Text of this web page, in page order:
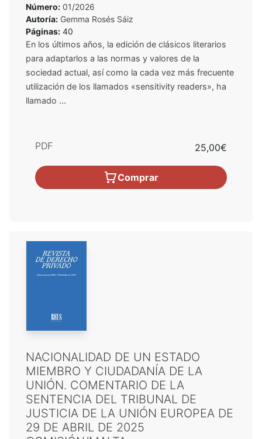
Número: 01/2026
Autoría: Gemma Rosés Sáiz
Páginas: 40
En los últimos años, la edición de clásicos literarios
para adaptarlos a las normas y valores de la
sociedad actual, así como la cada vez más frecuente
utilización de los llamados «sensitivity readers», ha
llamado ...
PDF 25,00€
Comprar
NACIONALIDAD DE UN ESTADO
MIEMBRO Y CIUDADANÍA DE LA
UNIÓN. COMENTARIO DE LA
SENTENCIA DEL TRIBUNAL DE
JUSTICIA DE LA UNIÓN EUROPEA DE
29 DE ABRIL DE 2025